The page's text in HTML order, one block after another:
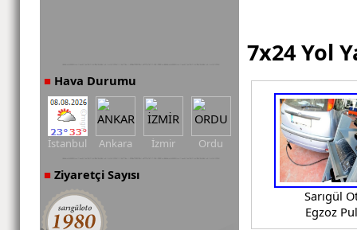
■ Hava Durumu
İstanbul Ankara İzmir Ordu
■ Ziyaretçi Sayısı
7x24 Yol
Sarıgül
Egzoz